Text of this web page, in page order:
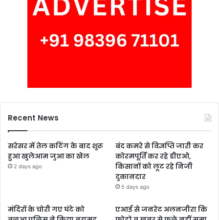
Recent News
सरेसर में तेल कटिंग के बाद शुरू
हुआ खुलेआम जुआ का खेल
2 days ago
बंद कमरे से विज्ञप्ति जारी कर
कोरमपूर्ति कर रहे डीएओ,
किसानों को लूट रहे निजी
दुकानदार
5 days ago
मंदिरों के चोरी गए घंटे को
एआई से जनरेट अलनजीरा कि